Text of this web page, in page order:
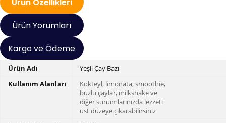
Ürün Yorumları
Kargo ve Ödeme
Ürün Adı
Yeşil Çay Bazı
Kullanım Alanları
Kokteyl, limonata, smoothie,
buzlu çaylar, milkshake ve
diğer sunumlarınızda lezzeti
üst düzeye çıkarabilirsiniz